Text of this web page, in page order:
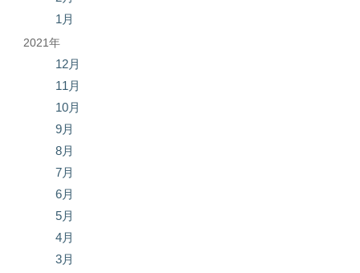
1月
2021年
12月
11月
10月
9月
8月
7月
6月
5月
4月
3月